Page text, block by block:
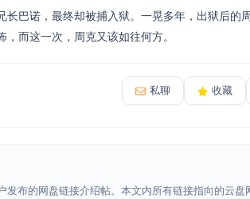
巴诺，最终却被捕入狱。一晃多年，出狱后的
而这一次，周克又该如往何方。
私聊 收藏
发布的网盘链接介绍帖。本文内所有链接指向的云